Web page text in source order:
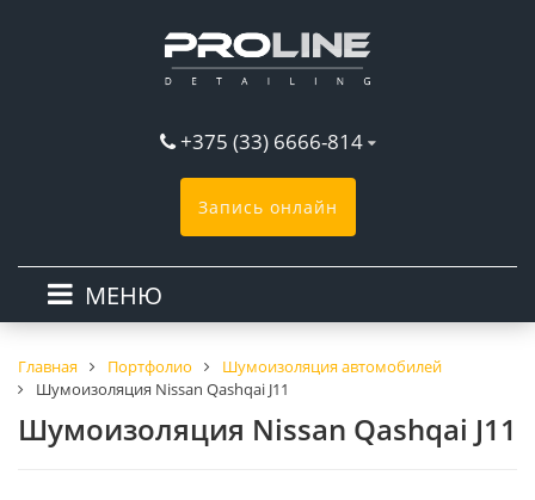
+375 (33) 6666-814
Запись онлайн
МЕНЮ
Главная Портфолио
Шумоизоляция автомобилей
Шумоизоляция Nissan Qashqai J11
Шумоизоляция Nissan Qashqai J11